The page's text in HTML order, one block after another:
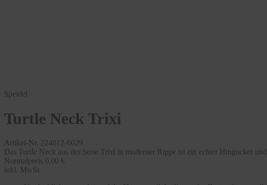
Speidel
Turtle Neck Trixi
Artikel-Nr. 224812-6029
Das Turtle Neck aus der Serie Trixi in moderner Rippe ist ein echter Hingucker
Normalpreis 0,00 €
inkl. MwSt